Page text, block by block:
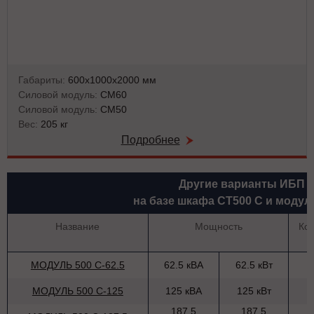
Габариты: 600х1000х2000 мм
Силовой модуль: СМ60
Силовой модуль: СМ50
Вес: 205 кг
Подробнее
Другие варианты ИБП
на базе шкафа СТ500 С и
Название Мощность
МОДУЛЬ 500 С-62.5 62.5 кВА 62.5 кВт
МОДУЛЬ 500 С-125 125 кВА 125 кВт
187.5 187.5